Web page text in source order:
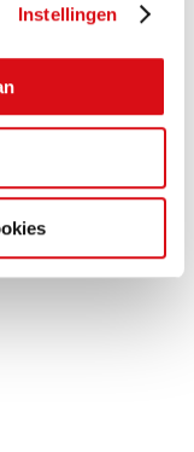
Instellingen